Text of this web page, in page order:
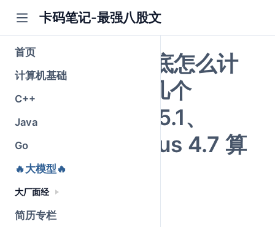
卡码笔记-最强八股文
首页
计算机基础
C++
Java
Go
🔥大模型🔥
大厂面经
简历专栏
大模型 API 到底怎么计
费？一个汉字几个
token？GLM-5.1、
GPT-5.4、Opus 4.7 算
给你看
2026-05-25